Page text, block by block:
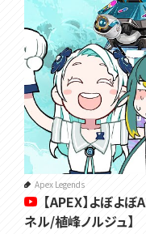
Apex Legends
【APEX】よぼよ
ネル/植峰ノルジュ】